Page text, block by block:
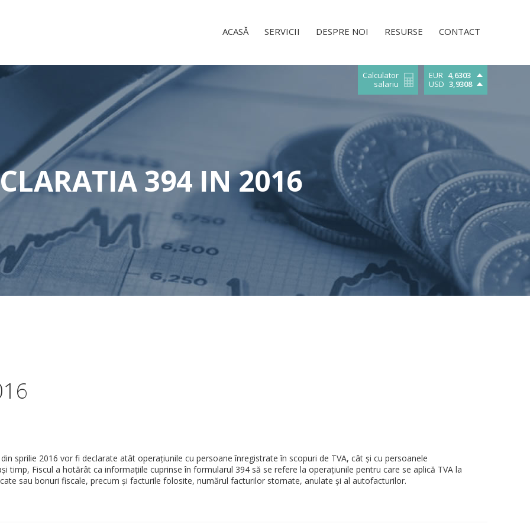
ACASĂ SERVICII DESPRE NOI RESURSE CONTACT
Calculator
salariu
EUR 4,6303
USD 3,9308
394 IN 2016
sprilie 2016 vor fi declarate atât operațiunile cu persoane înregistrate în scopuri de TVA, cât și cu persoanele
timp, Fiscul a hotărât ca informațiile cuprinse în formularul 394 să se refere la operațiunile pentru care se aplică TVA la
sau bonuri fiscale, precum și facturile folosite, numărul facturilor stornate, anulate și al autofacturilor.